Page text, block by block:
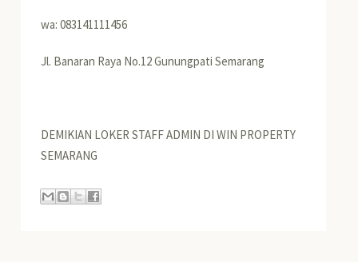
wa: 083141111456
Jl. Banaran Raya No.12 Gunungpati Semarang
DEMIKIAN LOKER STAFF ADMIN DI WIN PROPERTY
SEMARANG